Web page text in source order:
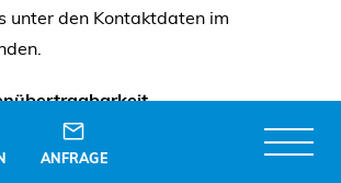
ANFRAGE
unter den Kontaktdaten im
die Sie betreffenden
Daten, die Sie uns bereitgestellt